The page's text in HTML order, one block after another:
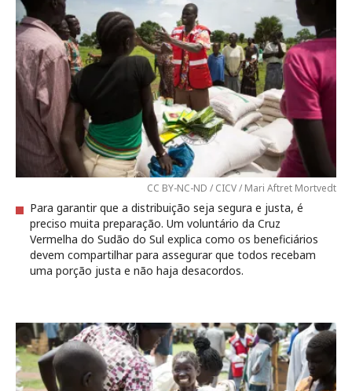
CC BY-NC-ND / CICV / Mari Aftret Mortvedt
Para garantir que a distribuição seja segura e justa, é
preciso muita preparação. Um voluntário da Cruz
Vermelha do Sudão do Sul explica como os beneficiários
devem compartilhar para assegurar que todos recebam
uma porção justa e não haja desacordos.